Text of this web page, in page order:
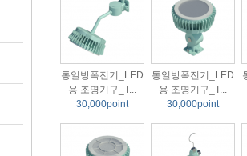
통일방폭전기_LED
용 조명기구_T...
30,000point
통일방폭전기_LED
용 조명기구_T...
30,000point